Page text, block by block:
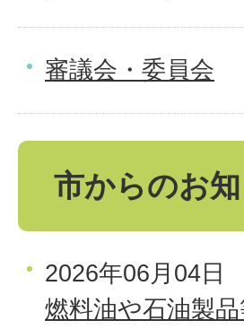
審議会・委員会
市からのお
2026年06月04日
燃料油や石油製